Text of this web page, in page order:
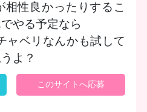
性良かったりするこ
やる予定なら
ャベリなんかも試して
よ？
このサイトへ応募